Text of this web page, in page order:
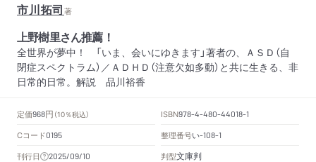
市川拓司著
上野樹里さん推薦！
全世界が夢中！ 「いま、会いにゆきます」著者の、ＡＳＤ（自
閉症スペクトラム）／ＡＤＨＤ（注意欠如多動）と共に生きる、非
日常的日常。解説 品川裕香
定価968円 （10％税込） ISBN978-4-480-44018-1
Cコード0195 整理番号い-108-1
刊行日 2025/09/10 判型文庫判